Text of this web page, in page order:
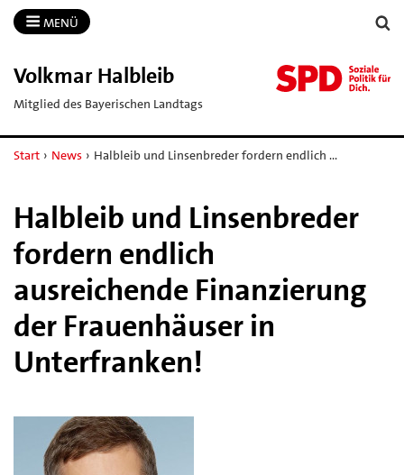
MENÜ
Volkmar Halbleib
Mitglied des Bayerischen Landtags
Start › News › Halbleib und Linsenbreder fordern endlich …
Halbleib und Linsenbreder
fordern endlich
ausreichende Finanzierung
der Frauenhäuser in
Unterfranken!